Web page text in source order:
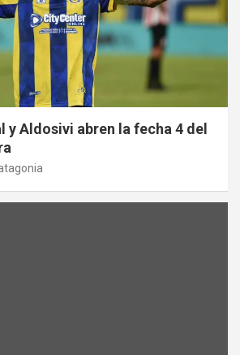
y Aldosivi abren la fecha 4 del